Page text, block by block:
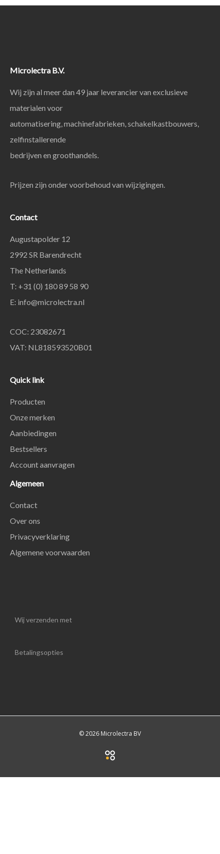
Microlectra B.V.
Wij zijn al meer dan 49 jaar leverancier van exclusieve
materialen voor
automatisering, machinefabrieken, schakelkastbouwers,
zelfinstallerende
bedrijven en groothandels.
Prijzen zijn onder voorbehoud van wijzigingen.
Contact
Augustapolder 12
2992 SR Barendrecht
The Netherlands
T: +31 (0) 180 89 58 90
E: info@microlectra.nl
COC: 23082671
VAT: NL818593520B01
Quick link
Producten
Onze merken
Aanbiedingen
Bestsellers
Account aanvragen
Algemeen
Contact
Over ons
Privacyverklaring
Algemene voorwaarden
Wij verzenden met
Betalingsopties
© 2026 Microlectra BV